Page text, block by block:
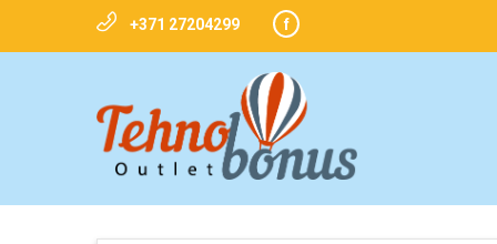
+371 27204299 f